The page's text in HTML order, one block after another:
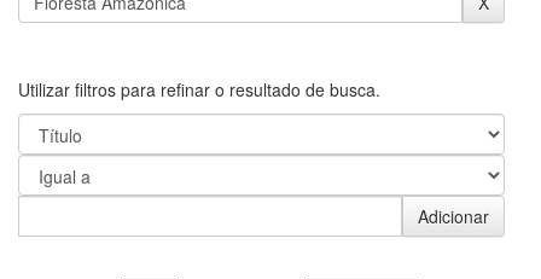
Utilizar filtros para refinar o resultado de busca.